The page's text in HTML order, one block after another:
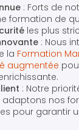
: Forts de
formation de
les plus
: Nous
la Formation
augmentée
: Notre
adaptons nos
pour garantir